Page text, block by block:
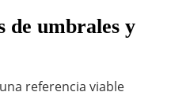
de umbrales y
referencia viable